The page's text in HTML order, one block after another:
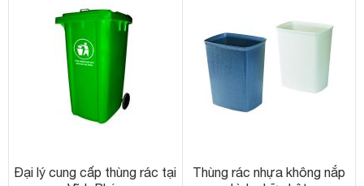
Đại lý cung cấp thùng rác tại
Thùng rác nhựa không nắp